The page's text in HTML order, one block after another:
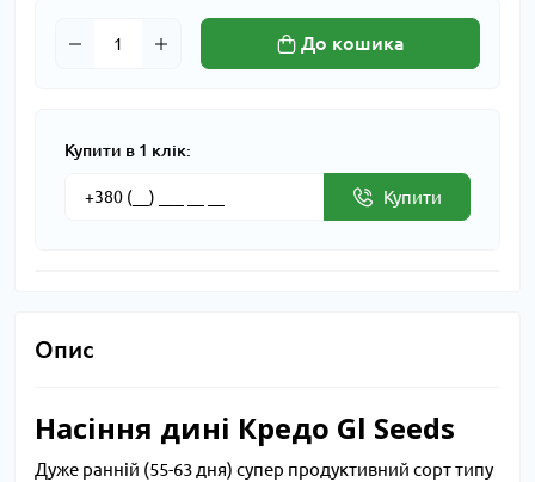
До кошика
Купити в 1 клік:
Купити
Опис
Насіння дині Кредо Gl Seeds
Дуже ранній (55-63 дня) супер продуктивний сорт типу